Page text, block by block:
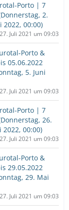
Porto | 7
2.
2022, 00:00)
27. Juli 2021 um 09:03
Porto &
05.06.2022
5. Juni
27. Juli 2021 um 09:03
Porto | 7
26.
2022, 00:00)
27. Juli 2021 um 09:03
Porto &
29.05.2022
29. Mai
27. Juli 2021 um 09:03